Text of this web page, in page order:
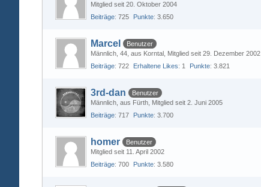
Mitglied seit 20. Oktober 2004
Beiträge 725 Punkte 3.650
Marcel
Benutzer
Männlich 44 aus Korntal Mitglied seit 29. Dezember 2002
Beiträge 722 Erhaltene Likes 1 Punkte 3.821
3rd-dan
Benutzer
Männlich aus Fürth Mitglied seit 2. Juni 2005
Beiträge 717 Punkte 3.700
homer
Benutzer
Mitglied seit 11. April 2002
Beiträge 700 Punkte 3.580